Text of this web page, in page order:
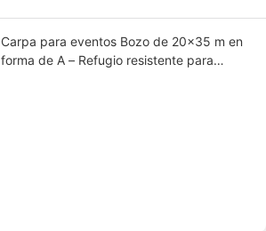
Carpa para eventos Bozo de 20x35 m en
forma de A – Refugio resistente para